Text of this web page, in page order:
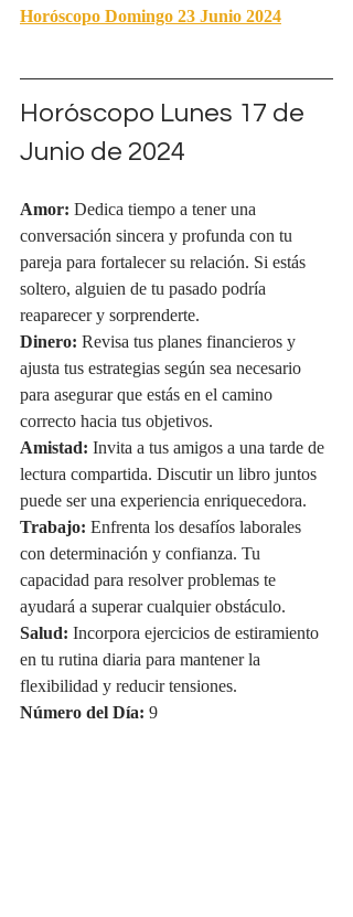
Horóscopo Domingo 23 Junio 2024
Horóscopo Lunes 17 de
Junio de 2024
Amor: Dedica tiempo a tener una
conversación sincera y profunda con tu
pareja para fortalecer su relación. Si estás
soltero, alguien de tu pasado podría
reaparecer y sorprenderte.
Dinero: Revisa tus planes financieros y
ajusta tus estrategias según sea necesario
para asegurar que estás en el camino
correcto hacia tus objetivos.
Amistad: Invita a tus amigos a una tarde de
lectura compartida. Discutir un libro juntos
puede ser una experiencia enriquecedora.
Trabajo: Enfrenta los desafíos laborales
con determinación y confianza. Tu
capacidad para resolver problemas te
ayudará a superar cualquier obstáculo.
Salud: Incorpora ejercicios de estiramiento
en tu rutina diaria para mantener la
flexibilidad y reducir tensiones.
Número del Día: 9